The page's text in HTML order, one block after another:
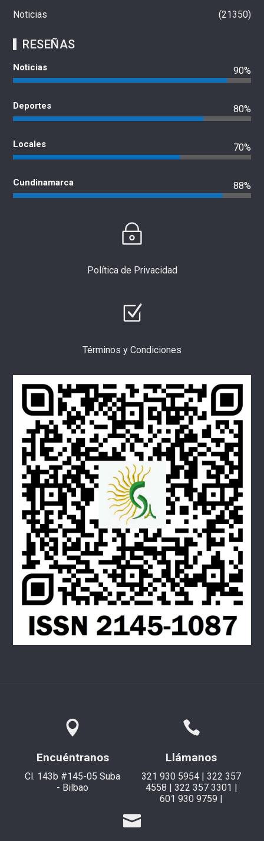
Noticias
21350
RESEÑAS
Noticias 90%
Deportes 80%
Locales 70%
Cundinamarca 88%
Política de Privacidad
Términos y Condiciones
Encuéntranos
Cl. 143b #145-05 Suba
- Bilbao
Llámanos
321 930 5954 | 322 357
4558 | 322 357 3301 |
601 930 9759 |